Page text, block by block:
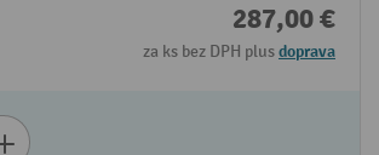
287,00 €
za ks bez DPH plusdoprava